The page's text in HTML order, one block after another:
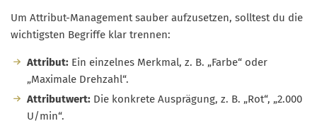
Um Attribut-Management sauber aufzusetzen, solltest du die
wichtigsten Begriffe klar trennen:
Attribut: Ein einzelnes Merkmal, z. B. „Farbe“ oder
„Maximale Drehzahl“.
Attributwert: Die konkrete Ausprägung, z. B. „Rot“, „2.000
U/min“.